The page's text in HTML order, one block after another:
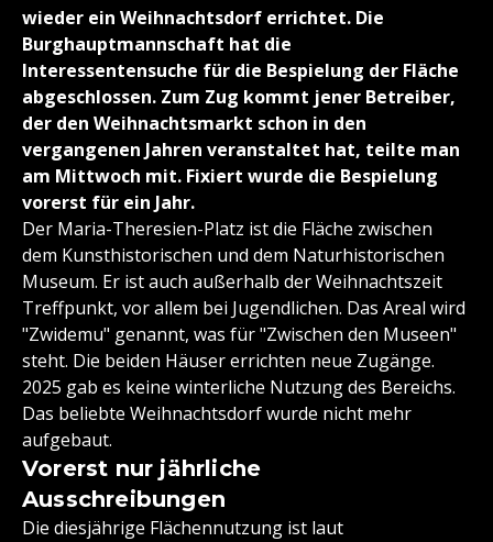
wieder ein Weihnachtsdorf errichtet. Die
Burghauptmannschaft hat die
Interessentensuche für die Bespielung der Fläche
abgeschlossen. Zum Zug kommt jener Betreiber,
der den Weihnachtsmarkt schon in den
vergangenen Jahren veranstaltet hat, teilte man
am Mittwoch mit. Fixiert wurde die Bespielung
vorerst für ein Jahr.
Der Maria-Theresien-Platz ist die Fläche zwischen
dem Kunsthistorischen und dem Naturhistorischen
Museum. Er ist auch außerhalb der Weihnachtszeit
Treffpunkt, vor allem bei Jugendlichen. Das Areal wird
"Zwidemu" genannt, was für "Zwischen den Museen"
steht. Die beiden Häuser errichten neue Zugänge.
2025 gab es keine winterliche Nutzung des Bereichs.
Das beliebte Weihnachtsdorf wurde nicht mehr
aufgebaut.
Vorerst nur jährliche
Ausschreibungen
Die diesjährige Flächennutzung ist laut